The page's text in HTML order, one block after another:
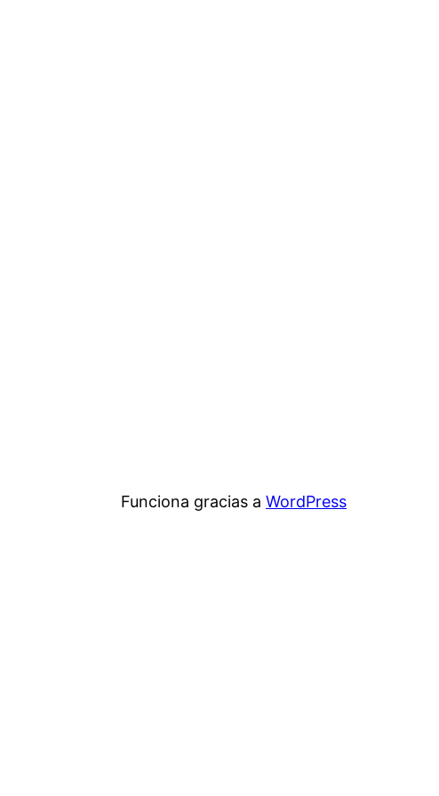
Funciona gracias a WordPress